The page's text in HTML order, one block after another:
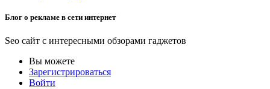
Блог о рекламе в сети интернет
Seo сайт с интересными обзорами гаджетов
Вы можете
Зарегистрироваться
Войти